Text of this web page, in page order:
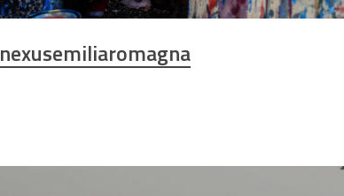
nexusemiliaromagna